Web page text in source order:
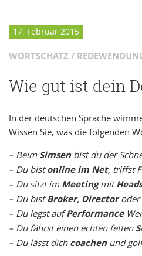
17. Februar 2015
WORTSCHATZ /
Wie gut ist dein
In der deutschen Sprache
Wissen Sie, was die folgenden
– Beim Simsenbist du der
– Du bistonline im Net, triffst
– Du sitzt im Meetingmit
– Du bistBroker, Directoroder
– Du legst aufPerformance
– Du fährst einen echten fetten
– Du lässt dich coachenund